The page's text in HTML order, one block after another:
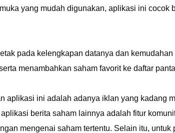
yang mudah digunakan, aplikasi ini cocok
pada kelengkapan datanya dan
menambahkan saham favorit ke daftar
aplikasi ini adalah adanya iklan yang kadang
berita saham lainnya adalah fitur
mengenai saham tertentu. Selain itu,